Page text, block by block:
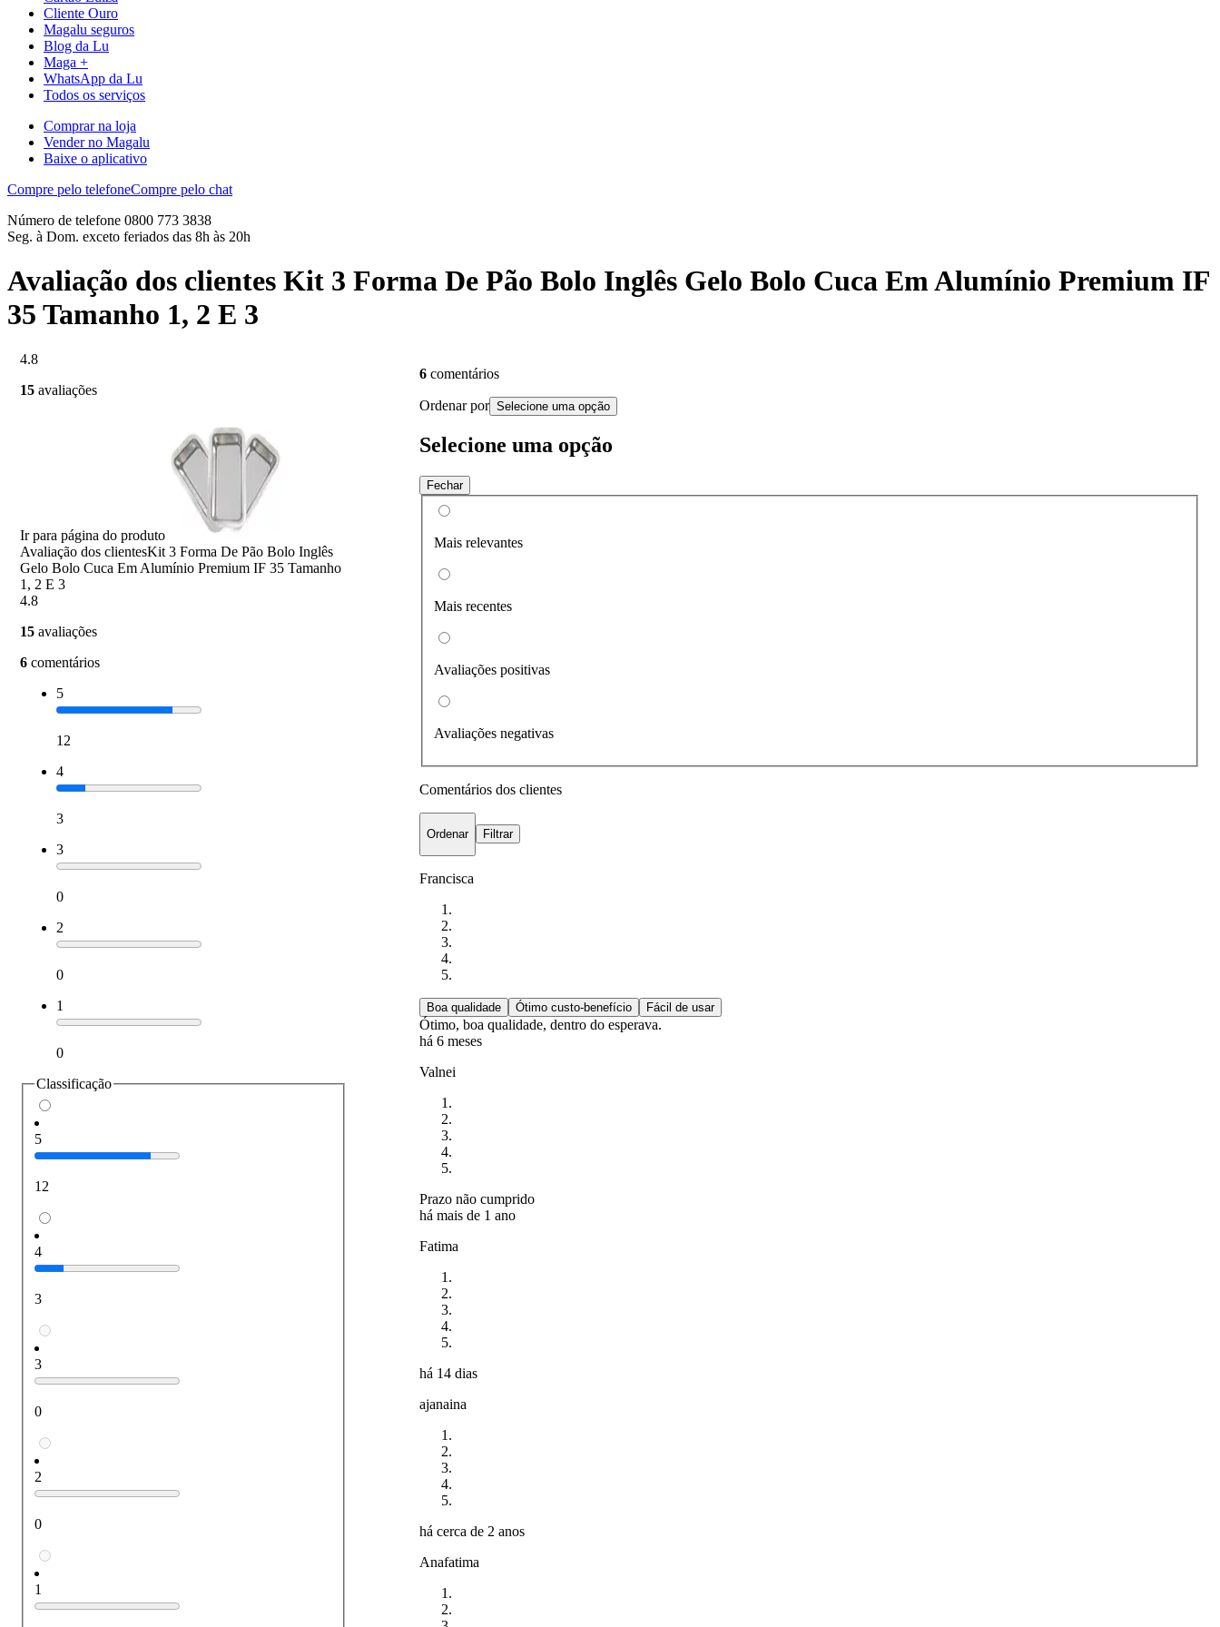
Cliente Ouro
Magalu seguros
Blog da Lu
Maga +
WhatsApp da Lu
Todos os serviços
Comprar na loja
Vender no Magalu
Baixe o aplicativo
Compre pelo telefoneCompre pelo chat
Número de telefone 0800 773 3838
Seg. à Dom. exceto feriados das 8h às 20h
Avaliação dos clientes Kit 3 Forma De Pão Bolo Inglês Gelo Bolo Cuca Em Alumínio Premium IF
35 Tamanho 1, 2 E 3
4.8
15 avaliações
Ir para página do produto
Avaliação dos clientesKit 3 Forma De Pão Bolo Inglês
Gelo Bolo Cuca Em Alumínio Premium IF 35 Tamanho
1, 2 E 3
4.8
15 avaliações
6 comentários
5
12
4
3
3
0
2
0
1
0
Classificação
5
12
4
3
3
0
2
0
1
6 comentários
Ordenar por Selecione uma opção
Selecione uma opção
Fechar
Mais relevantes
Mais recentes
Avaliações positivas
Avaliações negativas
Comentários dos clientes
Ordenar Filtrar
Francisca
Boa qualidade Ótimo custo-benefício Fácil de usar
Ótimo, boa qualidade, dentro do esperava.
há 6 meses
Valnei
Prazo não cumprido
há mais de 1 ano
Fatima
há 14 dias
ajanaina
há cerca de 2 anos
Anafatima